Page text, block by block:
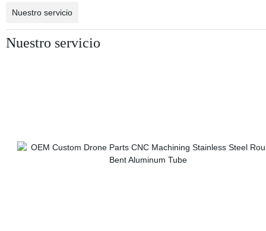
Nuestro servicio
Nuestro servicio